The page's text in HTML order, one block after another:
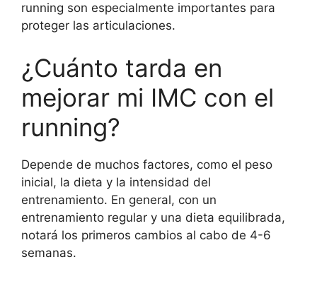
running son especialmente importantes para
proteger las articulaciones.
¿Cuánto tarda en
mejorar mi IMC con el
running?
Depende de muchos factores, como el peso
inicial, la dieta y la intensidad del
entrenamiento. En general, con un
entrenamiento regular y una dieta equilibrada,
notará los primeros cambios al cabo de 4-6
semanas.